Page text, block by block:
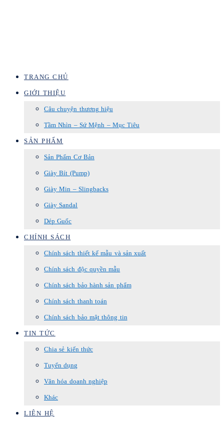
TRANG CHỦ
GIỚI THIỆU
Câu chuyện thương hiệu
Tầm Nhìn – Sứ Mệnh – Mục Tiêu
SẢN PHẨM
Sản Phẩm Cơ Bản
Giày Bít (Pump)
Giày Min – Slingbacks
Giày Sandal
Dép Guốc
CHÍNH SÁCH
Chính sách thiết kế mẫu và sản xuất
Chính sách độc quyền mẫu
Chính sách bảo hành sản phẩm
Chính sách thanh toán
Chính sách bảo mật thông tin
TIN TỨC
Chia sẻ kiến thức
Tuyển dụng
Văn hóa doanh nghiệp
Khác
LIÊN HỆ